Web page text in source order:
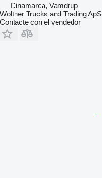
Dinamarca, Vamdrup
Wolther Trucks and Trading ApS
Contacte con el vendedor